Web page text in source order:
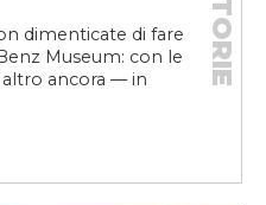
dimenticate di fare
Museum: con le
ancora — in
STORIE
#CHIAVE